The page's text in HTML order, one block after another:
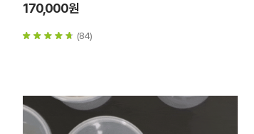
170,000원
(84)